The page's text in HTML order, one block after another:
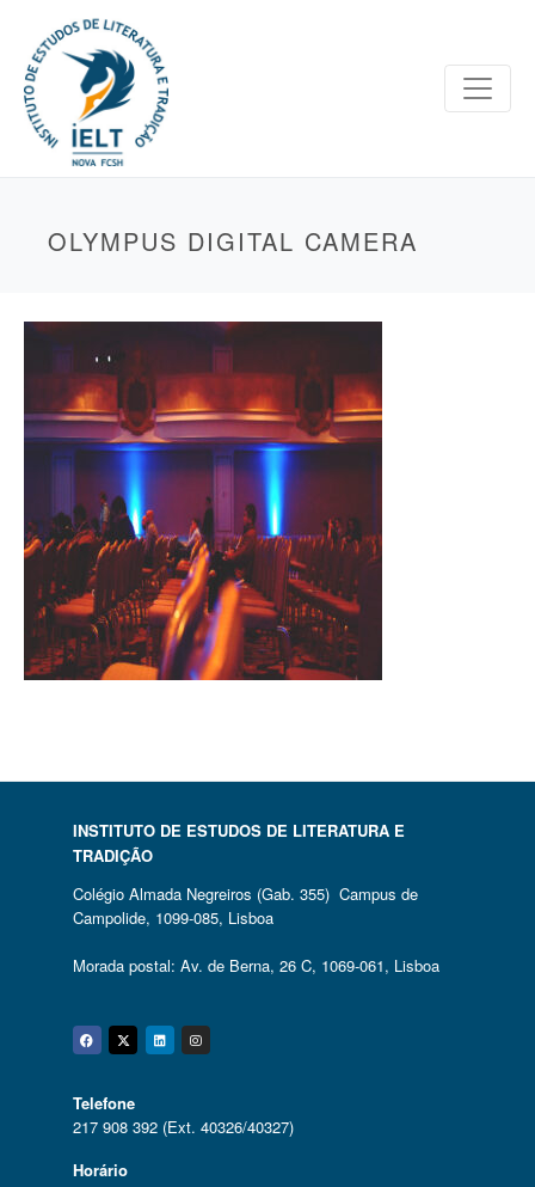
OLYMPUS DIGITAL CAMERA
INSTITUTO DE ESTUDOS DE LITERATURA E
TRADIÇÃO
Colégio Almada Negreiros (Gab. 355) Campus de
Campolide, 1099-085, Lisboa
Morada postal: Av. de Berna, 26 C, 1069-061, Lisboa
Facebook
Twitter
Linkedin
Instagram
Telefone
217 908 392 (Ext. 40326/40327)
Horário